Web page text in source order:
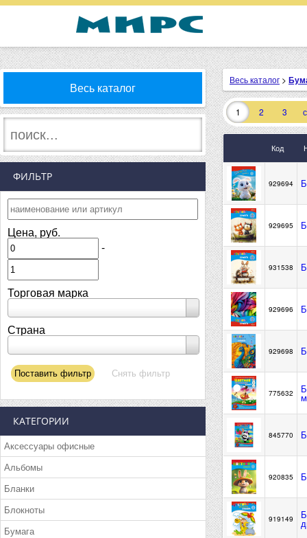
Весь каталог
ФИЛЬТР
Цена, руб.
-
Торговая марка
Страна
КАТЕГОРИИ
Аксессуары офисные
Альбомы
Бланки
Блокноты
Бумага
Весь каталог >
1 2 3
Код
929694
929695
931538
929696
929698
775632
845770
920835
919149